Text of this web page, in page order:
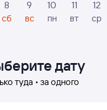
8
сб
9
вс
10
пн
11
вт
12
ср
дату
туда • за одного